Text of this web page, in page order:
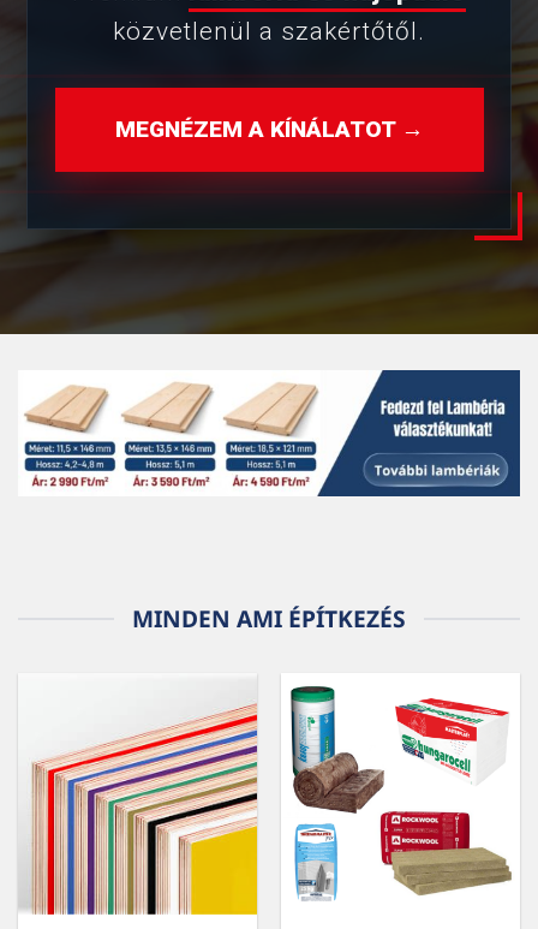
közvetlenül a szakértőtől.
MEGNÉZEM A KÍNÁLATOT →
MINDEN AMI ÉPÍTKEZÉS